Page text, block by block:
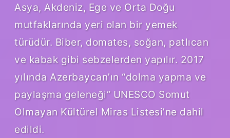
Asya, Akdeniz, Ege ve Orta Doğu
mutfaklarında yeri olan bir yemek
türüdür. Biber, domates, soğan, patlıcan
ve kabak gibi sebzelerden yapılır. 2017
yılında Azerbaycan’ın “dolma yapma ve
paylaşma geleneği” UNESCO Somut
Olmayan Kültürel Miras Listesi’ne dahil
edildi.